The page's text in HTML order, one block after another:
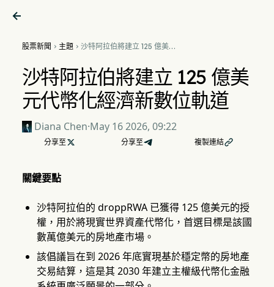

股票新聞  主題 沙特阿拉伯將建立 125 億美元
沙特阿拉伯將建立 125 億美
元代幣化經濟新數位軌道
Diana Chen·May 16 2026, 09:22
分享至  分享至 複製連結
關鍵要點
沙特阿拉伯的 droppRWA 已獲得 125 億美元的授
權，用於將現實世界資產代幣化，首選目標是該國
數萬億美元的房地產市場。
該倡議旨在到 2026 年底實現基於穩定幣的房地產
交易結算，這是其 2030 年建立主權級代幣化金融